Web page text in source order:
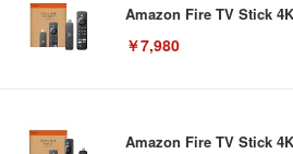
Amazon Fire TV Stick
￥7,980
Amazon Fire TV Stick